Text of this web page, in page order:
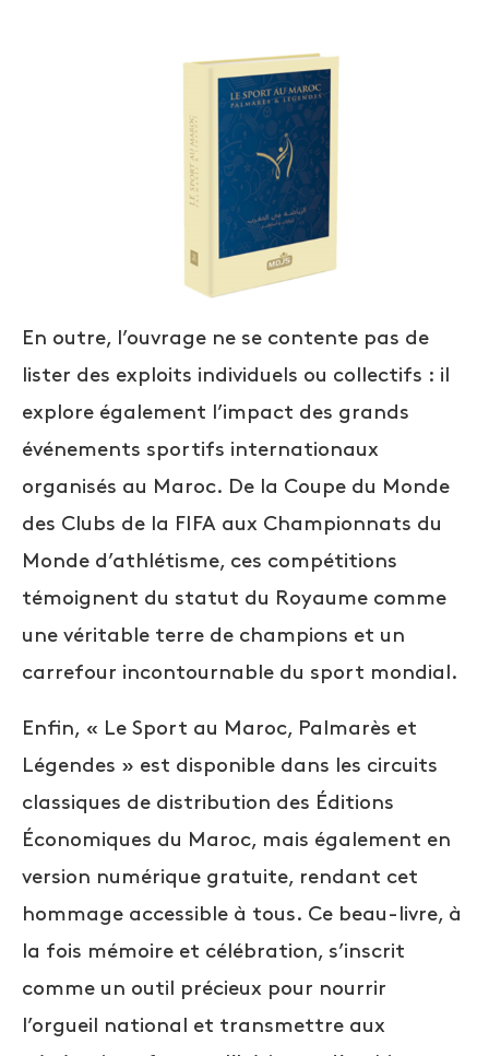
En outre, l’ouvrage ne se contente pas de
lister des exploits individuels ou collectifs : il
explore également l’impact des grands
événements sportifs internationaux
organisés au Maroc. De la Coupe du Monde
des Clubs de la FIFA aux Championnats du
Monde d’athlétisme, ces compétitions
témoignent du statut du Royaume comme
une véritable terre de champions et un
carrefour incontournable du sport mondial.
Enfin, « Le Sport au Maroc, Palmarès et
Légendes » est disponible dans les circuits
classiques de distribution des Éditions
Économiques du Maroc, mais également en
version numérique gratuite, rendant cet
hommage accessible à tous. Ce beau-livre, à
la fois mémoire et célébration, s’inscrit
comme un outil précieux pour nourrir
l’orgueil national et transmettre aux